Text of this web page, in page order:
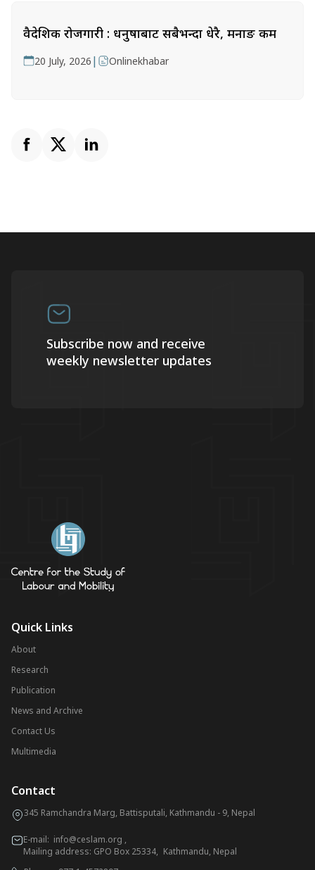
वैदेशिक रोजगारी : धनुषाबाट सबैभन्दा धेरै, मनाङ कम
20 July, 2026 | Onlinekhabar
Subscribe now and receive
weekly newsletter updates
Quick Links
About
Research
Publication
News and Archive
Contact Us
Multimedia
Contact
345 Ramchandra Marg, Battisputali, Kathmandu - 9, Nepal
E-mail: info@ceslam.org ,
Mailing address: GPO Box 25334, Kathmandu, Nepal